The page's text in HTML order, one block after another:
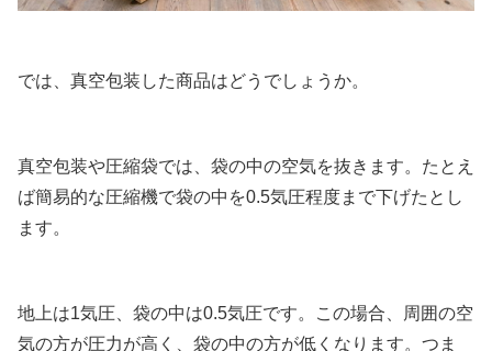
では、真空包装した商品はどうでしょうか。
真空包装や圧縮袋では、袋の中の空気を抜きます。たとえ
ば簡易的な圧縮機で袋の中を0.5気圧程度まで下げたとし
ます。
地上は1気圧、袋の中は0.5気圧です。この場合、周囲の空
気の方が圧力が高く、袋の中の方が低くなります。つま